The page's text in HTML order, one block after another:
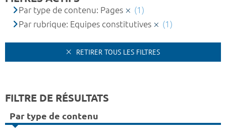
Par type de contenu: Pages
(1)
Par rubrique: Equipes constitutives
(1)
RETIRER TOUS LES FILTRES
FILTRE DE RÉSULTATS
Par type de contenu